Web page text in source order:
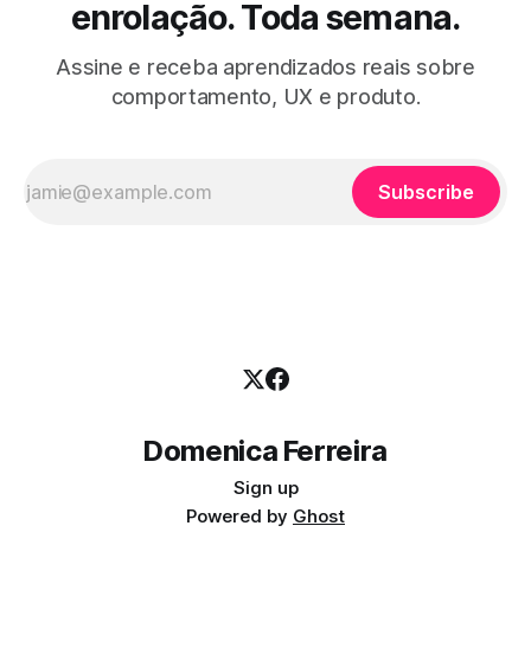
enrolação. Toda semana.
Assine e receba aprendizados reais sobre
comportamento, UX e produto.
Subscribe
Domenica Ferreira
Sign up
Powered by Ghost